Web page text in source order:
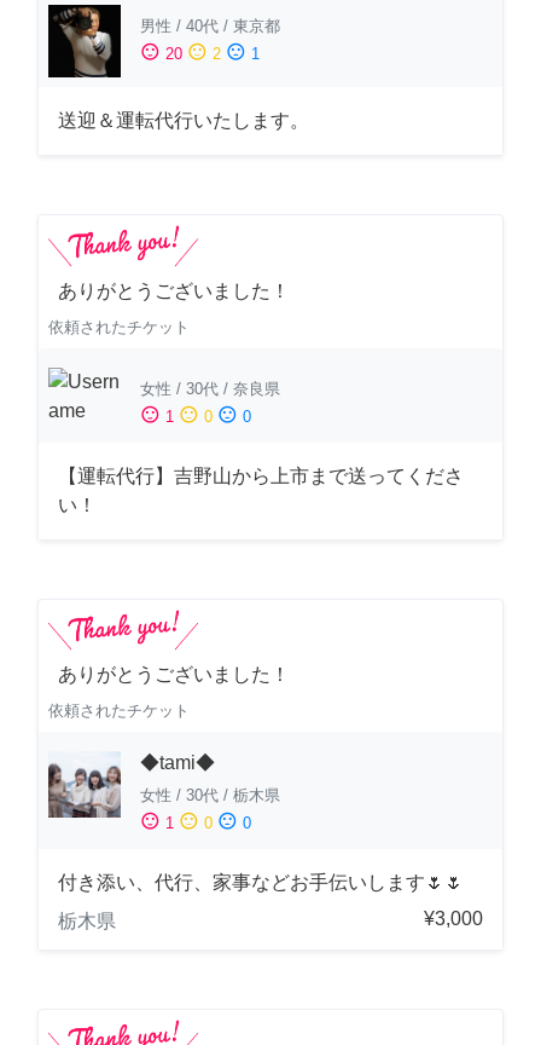
男性 / 40代 / 東京都
sentiment_satisfied 20 sentiment_neutral 2 sentiment_dissatisfied 1
送迎＆運転代行いたします。
ありがとうございました！
依頼されたチケット
女性 / 30代 / 奈良県
sentiment_satisfied 1 sentiment_neutral 0 sentiment_dissatisfied 0
【運転代行】吉野山から上市まで送ってくださ
い！
ありがとうございました！
依頼されたチケット
◆tami◆
女性 / 30代 / 栃木県
sentiment_satisfied 1 sentiment_neutral 0 sentiment_dissatisfied 0
付き添い、代行、家事などお手伝いします🌷🌷
栃木県
¥3,000